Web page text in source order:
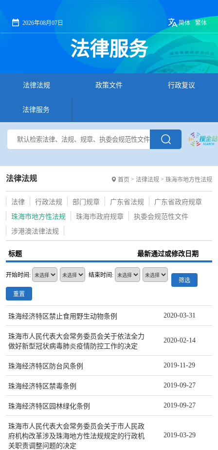
法律服务
2026年08月07日 简体 繁体
法律法规 政策文件 行政复议
法律服务
法律法规 首页 > 法律法规 > 珠海市地方性法规
法律 行政法规 部门规章 广东省法规
广东省政府规章
珠海市地方性法规
珠海市政府规章
执委会规范性文件
涉港澳法律法规
标题 最新通过或修改日期
开始时间:
结束时间:
筛选
重置
珠海经济特区禁止食用野生动物条例 2020-03-31
珠海市人民代表大会常务委员会关于依法全力
做好新型冠状病毒肺炎疫情防控工作的决定
2020-02-14
珠海经济特区防台风条例 2019-11-29
珠海经济特区禁毒条例 2019-09-27
珠海经济特区园林绿化条例 2019-09-27
珠海市人民代表大会常务委员会关于市人民政
府机构改革涉及珠海地方性法规规定的行政机
关职责调整问题的决定
2019-03-29